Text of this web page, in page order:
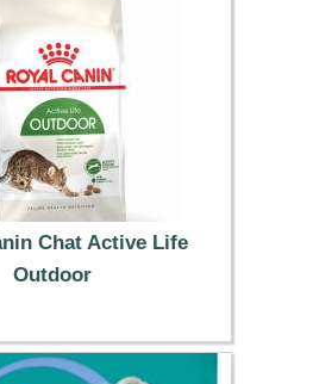
Chat Active Life
Outdoor
19.99 €